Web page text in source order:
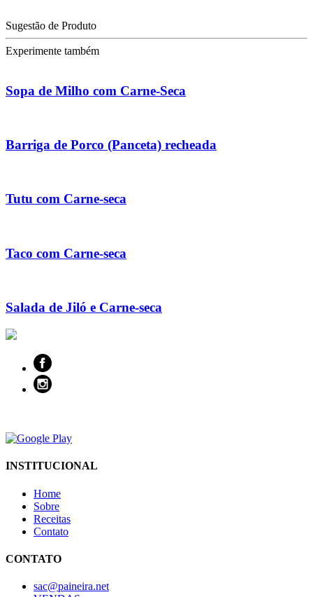
Sugestão de Produto
Experimente também
Sopa de Milho com Carne-Seca
Barriga de Porco (Panceta) recheada
Tutu com Carne-seca
Taco com Carne-seca
Salada de Jiló e Carne-seca
INSTITUCIONAL
Home
Sobre
Receitas
Contato
CONTATO
sac@paineira.net